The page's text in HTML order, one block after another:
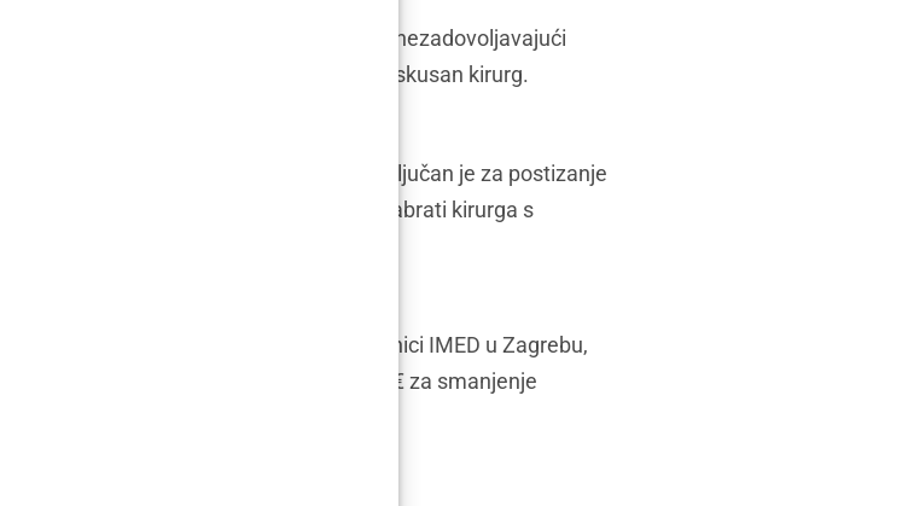
krvarenje, infekcija, rizici od anestezije i nezadovoljavajući
moguću mjeru ako zahvat izvodi vješt i iskusan kirurg.
i iskustvom u medicinskoj rinoplastici ključan je za postizanje
Pacijenti bi trebali istražiti i odabrati kirurga s
pacijenata.
zahvatu koji se izvodi i mjestu. U Poliklinici IMED u Zagrebu,
se od 2.500 € za septoplastiku i 3.500 € za smanjenje